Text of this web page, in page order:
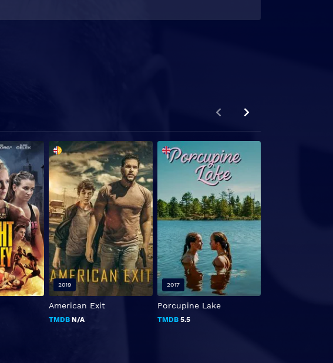
American Exit
TMDB N/A
2019
Porcupine Lake
TMDB5.5
2017